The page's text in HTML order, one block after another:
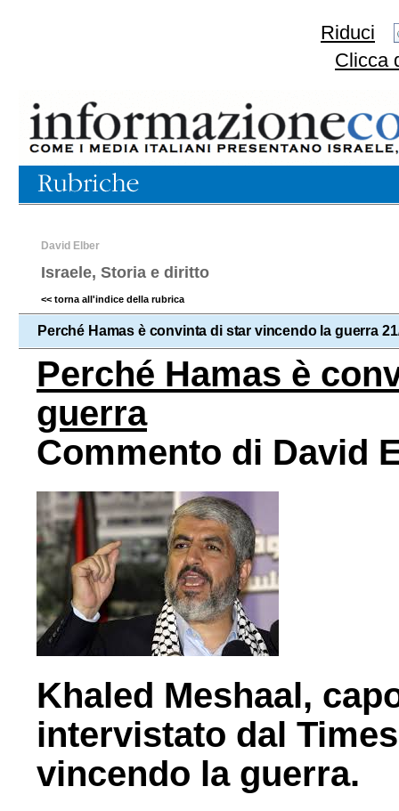
Riduci
Clicca
David Elber
Israele, Storia e diritto
<< torna all'indice della rubrica
Perché Hamas è convinta di star vincendo la guerra
Perché Hamas è
guerra
Commento di David
Khaled Meshaal,
intervistato dal
vincendo la guerra.